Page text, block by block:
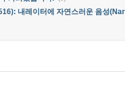
내레이터에 자연스러운 음성